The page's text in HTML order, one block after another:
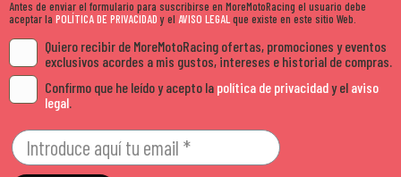
Antes de enviar el formulario para suscribirse en MoreMotoRacing el usuario debe
aceptar la POLÍTICA DE PRIVACIDADy el AVISO LEGALque existe en este sitio Web.
Quiero recibir de MoreMotoRacing ofertas, promociones y eventos
exclusivos acordes a mis gustos, intereses e historial de compras.
Confirmo que he leído y acepto la política de privacidady el aviso
legal.